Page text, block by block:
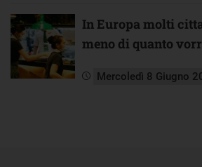
In Europa molti
meno di quanto
Mercoledì 8 Giugno